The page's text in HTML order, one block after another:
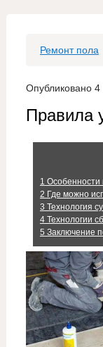
Ремонт пола
Опубликовано
Правила
1 Особенности
2 Где можно
3 Технология
4Технологии
5 Заключение